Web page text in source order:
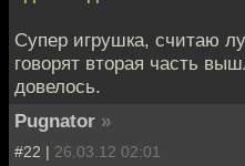
Супер игрушка, считаю
говорят вторая часть
довелось.
Pugnator »
#22 | 26.03.12 02:01